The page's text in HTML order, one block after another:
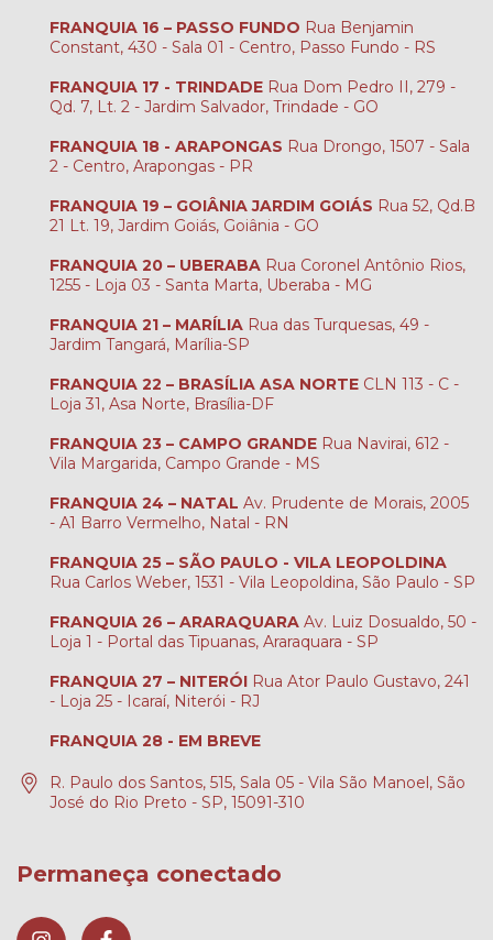
FRANQUIA 16 – PASSO FUNDO Rua Benjamin
Constant, 430 - Sala 01 - Centro, Passo Fundo - RS
FRANQUIA 17 - TRINDADE Rua Dom Pedro II, 279 -
Qd. 7, Lt. 2 - Jardim Salvador, Trindade - GO
FRANQUIA 18 - ARAPONGAS Rua Drongo, 1507 - Sala
2 - Centro, Arapongas - PR
FRANQUIA 19 – GOIÂNIA JARDIM GOIÁS Rua 52, Qd.B
21 Lt. 19, Jardim Goiás, Goiânia - GO
FRANQUIA 20 – UBERABA Rua Coronel Antônio Rios,
1255 - Loja 03 - Santa Marta, Uberaba - MG
FRANQUIA 21 – MARÍLIA Rua das Turquesas, 49 -
Jardim Tangará, Marília-SP
FRANQUIA 22 – BRASÍLIA ASA NORTE CLN 113 - C -
Loja 31, Asa Norte, Brasília-DF
FRANQUIA 23 – CAMPO GRANDE Rua Navirai, 612 -
Vila Margarida, Campo Grande - MS
FRANQUIA 24 – NATAL Av. Prudente de Morais, 2005
- A1 Barro Vermelho, Natal - RN
FRANQUIA 25 – SÃO PAULO - VILA LEOPOLDINA
Rua Carlos Weber, 1531 - Vila Leopoldina, São Paulo - SP
FRANQUIA 26 – ARARAQUARA Av. Luiz Dosualdo, 50 -
Loja 1 - Portal das Tipuanas, Araraquara - SP
FRANQUIA 27 – NITERÓI Rua Ator Paulo Gustavo, 241
- Loja 25 - Icaraí, Niterói - RJ
FRANQUIA 28 - EM BREVE
R. Paulo dos Santos, 515, Sala 05 - Vila São Manoel, São
José do Rio Preto - SP, 15091-310
Permaneça conectado